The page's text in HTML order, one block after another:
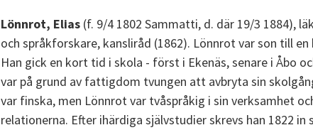
Lönnrot, Elias (f. 9/4 1802 Sammatti, d. där 19/3 1884),
och språkforskare, kansliråd (1862). Lönnrot var son till en
Han gick en kort tid i skola - först i Ekenäs, senare i Åbo
var på grund av fattigdom tvungen att avbryta sin
var finska, men Lönnrot var tvåspråkig i sin verksamhet
relationerna. Efter ihärdiga självstudier skrevs han 1822 in